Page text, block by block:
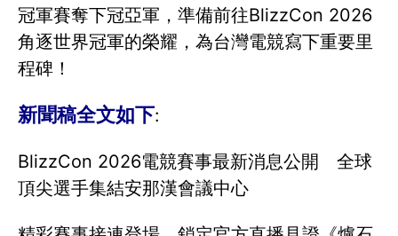
冠軍賽奪下冠亞軍，準備前往BlizzCon 2026
角逐世界冠軍的榮耀，為台灣電競寫下重要里
程碑！
新聞稿全文如下:
BlizzCon 2026電競賽事最新消息公開 全球
頂尖選手集結安那漢會議中心